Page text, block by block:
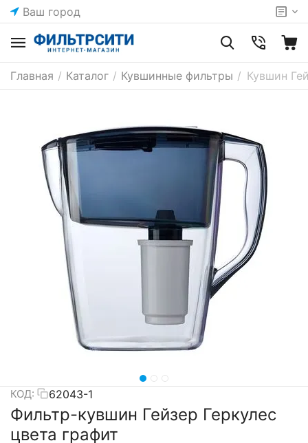
Ваш город
Главная / Каталог / Кувшинные фильтры / Кувшин
КОД: 62043-1
Фильтр-кувшин Гейзер Геркулес
цвета графит